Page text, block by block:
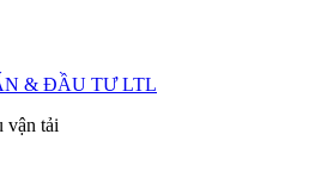
& ĐẦU TƯ LTL
vận tải